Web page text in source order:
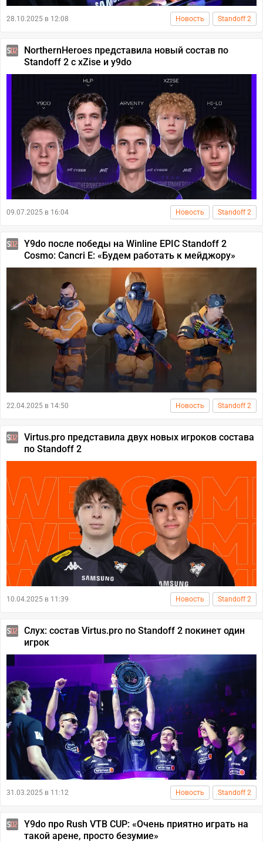
28.10.2025 в 12:08 Новость Standoff 2
NorthernHeroes представила новый состав по
Standoff 2 с xZise и y9do
09.07.2025 в 16:04 Новость Standoff 2
Y9do после победы на Winline EPIC Standoff 2
Cosmo: Cancri E: «Будем работать к мейджору»
22.04.2025 в 14:50 Новость Standoff 2
Virtus.pro представила двух новых игроков состава
по Standoff 2
10.04.2025 в 11:39 Новость Standoff 2
Слух: состав Virtus.pro по Standoff 2 покинет один
игрок
31.03.2025 в 11:12 Новость Standoff 2
Y9do про Rush VTB CUP: «Очень приятно играть на
такой арене, просто безумие»